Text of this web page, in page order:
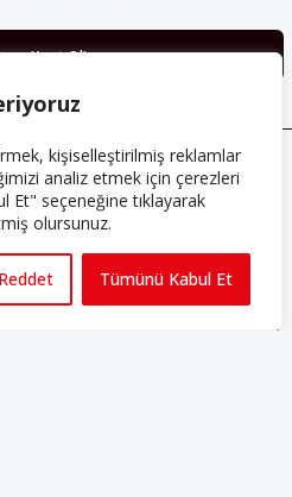
kişiselleştirilmiş reklamlar
analiz etmek için çerezleri
Et" seçeneğine tıklayarak
olursunuz.
Tümünü Kabul Et
edinmek için